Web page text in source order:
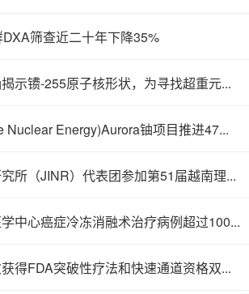
筛查近二十年下降35%
激光光谱首次精确揭示镄-255原子核形状，为寻找超重元素提供新线索
鹰核能公司 (Eagle Nuclear Energy)Aurora铀项目推进47孔预可研钻探
杜布纳联合核子研究所（JINR）代表团参加第51届越南理论物理会议
韩国东南地区核医学中心癌症冷冻消融术治疗病例超过100例
中国原研核药首次获得FDA突破性疗法和快速通道资格双重认定